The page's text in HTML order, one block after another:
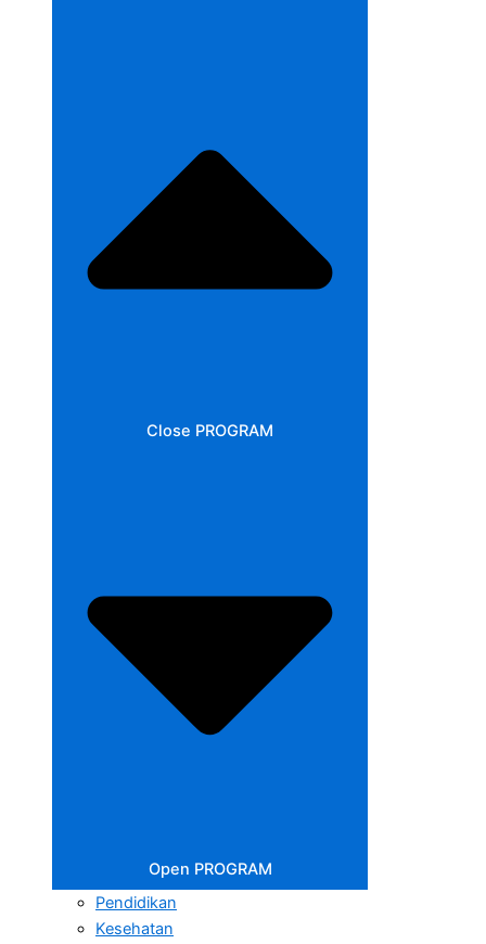
Close PROGRAM
Open PROGRAM
Pendidikan
Kesehatan